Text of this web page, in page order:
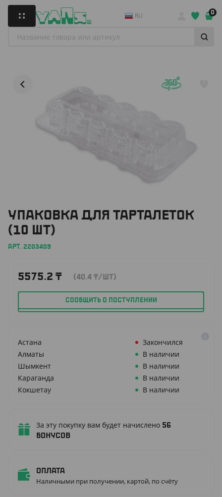
RU 0
УПАКОВКА ДЛЯ ТАРТАЛЕТОК
(10 ШТ)
АРТ. 2203409
5575.2 ₸ (40.4 ₸/ШТ)
СООБЩИТЬ О ПОСТУПЛЕНИИ
Астана
Закончился
Алматы
В наличии
Шымкент
В наличии
Караганда
В наличии
Кокшетау
В наличии
За эту покупку вам будет начислено 56
бонусов
Оплата
Наличными при получении, картой, по счёту